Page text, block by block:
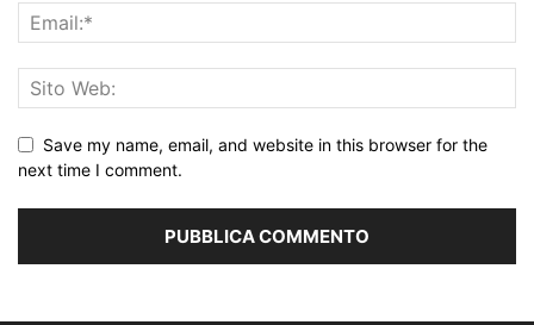
Save my name, email, and website in this browser for the
next time I comment.